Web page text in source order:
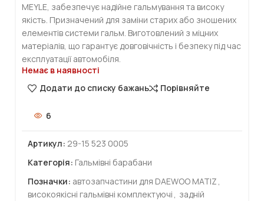
MEYLE, забезпечує надійне гальмування та високу
якість. Призначений для заміни старих або зношених
елементів системи гальм. Виготовлений з міцних
матеріалів, що гарантує довговічність і безпеку під час
експлуатації автомобіля.
Немає в наявності
Додати до списку бажань
Порівняйте
6
Артикул: 29-15 523 0005
Категорія: Гальмівні барабани
Позначки: автозапчастини для DAEWOO MATIZ ,
високоякісні гальмівні комплектуючі , задній